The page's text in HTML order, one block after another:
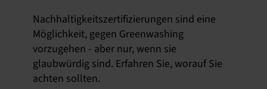
Nachhaltigkeitszertifizierungen sind eine
Möglichkeit, gegen Greenwashing
vorzugehen - aber nur, wenn sie
glaubwürdig sind. Erfahren Sie, worauf Sie
achten sollten.